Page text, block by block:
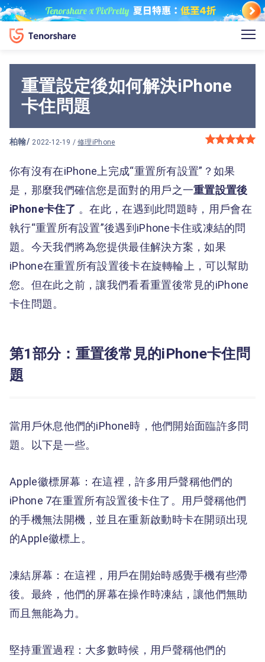
重置設定後如何解決iPhone
卡住問題
柏翰/ 2022-12-19 /修理iPhone
你有沒有在iPhone上完成“重置所有設置”？如果
是，那麼我們確信您是面對的用戶之一重置設置後
iPhone卡住了 。在此，在遇到此問題時，用戶會在
執行“重置所有設置”後遇到iPhone卡住或凍結的問
題。今天我們將為您提供最佳解決方案，如果
iPhone在重置所有設置後卡在旋轉輪上，可以幫助
您。但在此之前，讓我們看看重置後常見的iPhone
卡住問題。
第1部分：重置後常見的iPhone卡住問
題
當用戶休息他們的iPhone時，他們開始面臨許多問
題。以下是一些。
Apple徽標屏幕：在這裡，許多用戶聲稱他們的
iPhone 7在重置所有設置後卡住了。用戶聲稱他們
的手機無法開機，並且在重新啟動時卡在開頭出現
的Apple徽標上。
凍結屏幕：在這裡，用戶在開始時感覺手機有些滯
後。最終，他們的屏幕在操作時凍結，讓他們無助
而且無能為力。
堅持重置過程：大多數時候，用戶聲稱他們的